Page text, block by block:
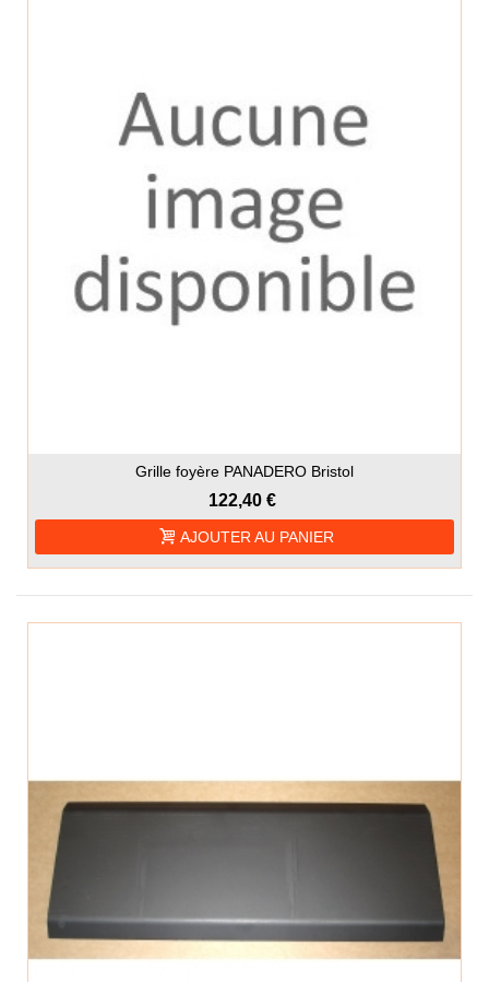
Grille foyère PANADERO Bristol
122,40 €
AJOUTER AU PANIER